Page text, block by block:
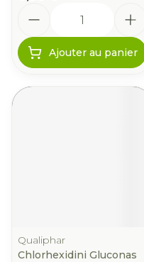
Ajouter au panier
Qualiphar
Chlorhexidini Gluconas